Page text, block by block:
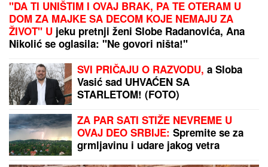
SMRŠALA 15 KILOGRAMA, PA POKAZALA TELO U
Voditeljka nakon porođaja ima telo za
medalju: Obavlja seoske poslove, a kada se skine
muškarcima padnu vilice